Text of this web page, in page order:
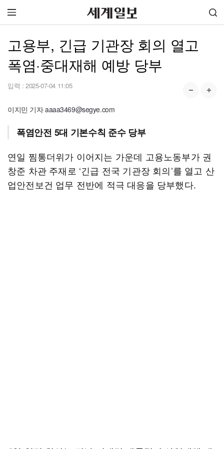
고용부, 긴급 기관장 회의 열고
폭염·중대재해 예방 당부
입력 : 2025-07-04 11:05
이지민 기자 aaaa3469@segye.com
폭염안전 5대 기본수칙 준수 당부
연일 찜통더위가 이어지는 가운데 고용노동부가 권
창준 차관 주재로 ‘긴급 전국 기관장 회의’를 열고 산
업안전보건 업무 전반에 적극 대응을 당부했다.